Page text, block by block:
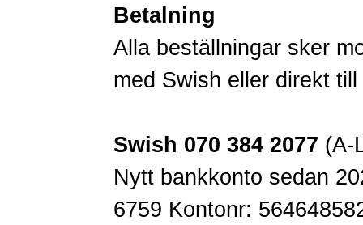
Betalning
Alla beställningar sker
med Swish eller direkt
Swish 070 384 2077 (A-
Nytt bankkonto sedan
6759 Kontonr: